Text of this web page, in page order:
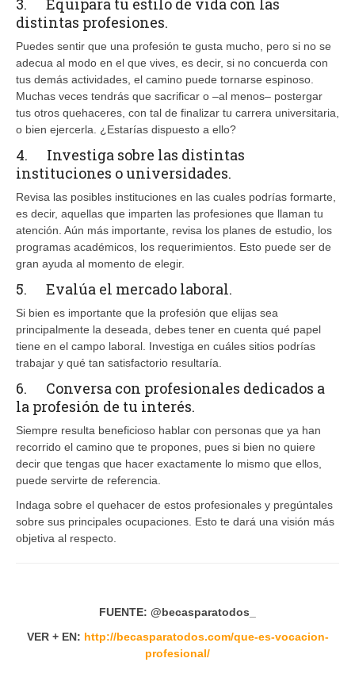
distintas profesiones.
Puedes sentir que una profesión te gusta mucho, pero si no se
adecua al modo en el que vives, es decir, si no concuerda con
tus demás actividades, el camino puede tornarse espinoso.
Muchas veces tendrás que sacrificar o –al menos– postergar
tus otros quehaceres, con tal de finalizar tu carrera universitaria,
o bien ejercerla. ¿Estarías dispuesto a ello?
4. Investiga sobre las distintas
instituciones o universidades.
Revisa las posibles instituciones en las cuales podrías formarte,
es decir, aquellas que imparten las profesiones que llaman tu
atención. Aún más importante, revisa los planes de estudio, los
programas académicos, los requerimientos. Esto puede ser de
gran ayuda al momento de elegir.
5. Evalúa el mercado laboral.
Si bien es importante que la profesión que elijas sea
principalmente la deseada, debes tener en cuenta qué papel
tiene en el campo laboral. Investiga en cuáles sitios podrías
trabajar y qué tan satisfactorio resultaría.
6. Conversa con profesionales dedicados a
la profesión de tu interés.
Siempre resulta beneficioso hablar con personas que ya han
recorrido el camino que te propones, pues si bien no quiere
decir que tengas que hacer exactamente lo mismo que ellos,
puede servirte de referencia.
Indaga sobre el quehacer de estos profesionales y pregúntales
sobre sus principales ocupaciones. Esto te dará una visión más
objetiva al respecto.
FUENTE: @becasparatodos_
VER + EN: http://becasparatodos.com/que-es-vocacion-
profesional/